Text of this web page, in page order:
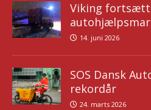
Viking
14. juni 2026
SOS Dansk
rekordår
24. marts 2026